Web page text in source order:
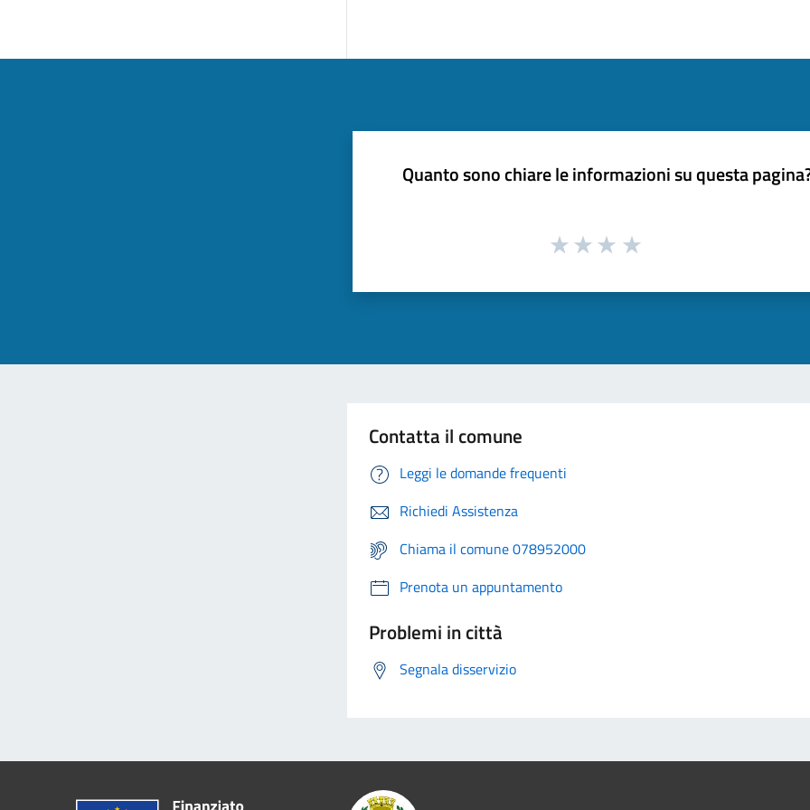
Quanto sono chiare le informazioni su questa
Contatta il comune
Leggi le domande frequenti
Richiedi Assistenza
Chiama il comune 078952000
Prenota un appuntamento
Problemi in città
Segnala disservizio